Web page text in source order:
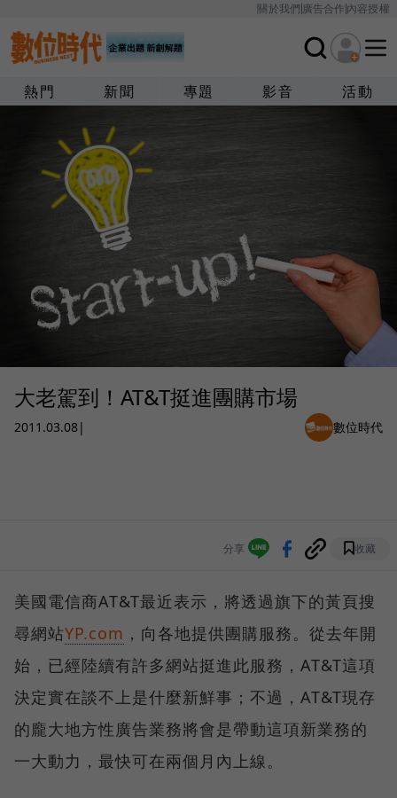
關於我們廣告合作內容授權
熱門 新聞 專題 影音 活動
大老駕到！AT&T挺進團購市場
2011.03.08| 數位時代
分享 收藏
美國電信商AT&T最近表示，將透過旗下的黃頁搜
尋網站YP.com ，向各地提供團購服務。從去年開
始，已經陸續有許多網站挺進此服務，AT&T這項
決定實在談不上是什麼新鮮事；不過，AT&T現存
的龐大地方性廣告業務將會是帶動這項新業務的
一大動力，最快可在兩個月內上線。